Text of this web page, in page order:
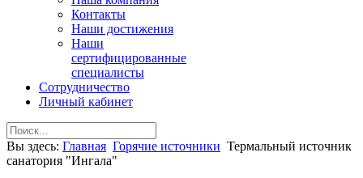
Контакты
Наши достижения
Наши
сертифицированные
специалисты
Сотрудничество
Личный кабинет
Вы здесь: Главная Горячие источники Термальный источник
санатория "Ингала"